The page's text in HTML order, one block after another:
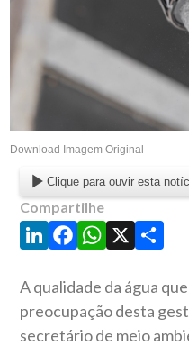
Download Imagem Original
Clique para ouvir esta
Compartilhe
LinkedIn
Facebook
X
A qualidade da água
preocupação desta
secretário de meio